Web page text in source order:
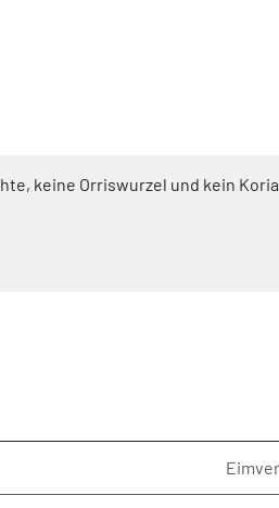
keine Orriswurzel und kein